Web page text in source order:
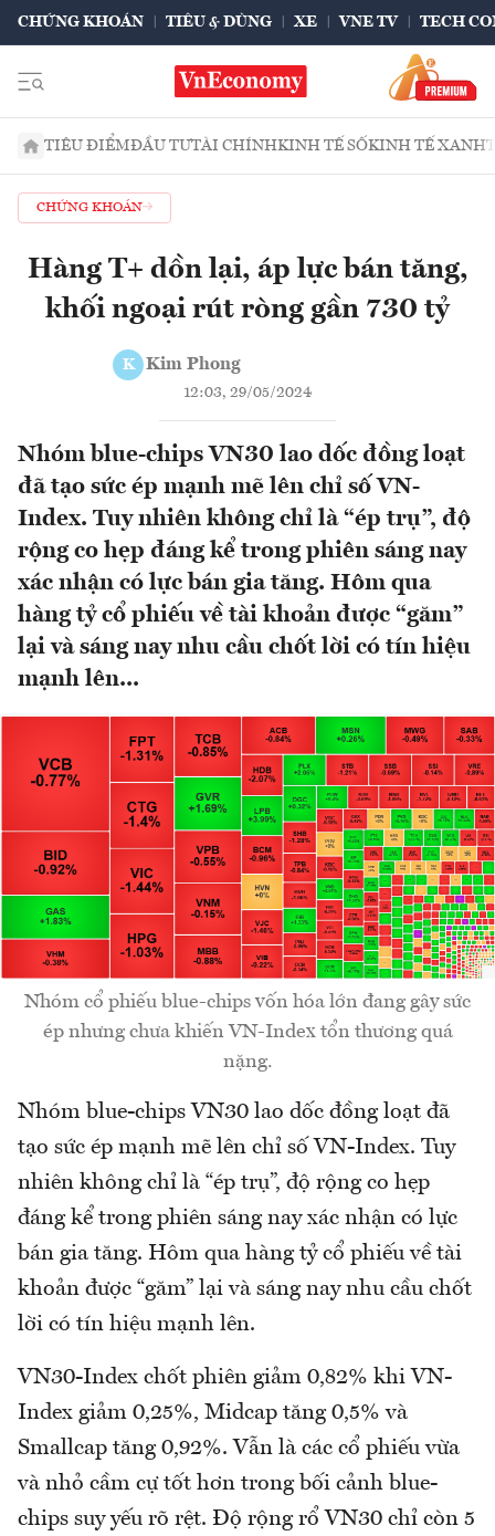
CHỨNG KHOÁN TIÊU & DÙNG XE VNE TV TECH
TIÊU ĐIỂMĐẦU TƯTÀI CHÍNHKINH TẾ SỐKINH TẾ XANH
CHỨNG KHOÁN
Hàng T+ dồn lại, áp lực bán tăng,
khối ngoại rút ròng gần 730 tỷ
K Kim Phong
12:03, 29/05/2024
Nhóm blue-chips VN30 lao dốc đồng loạt
đã tạo sức ép mạnh mẽ lên chỉ số VN-
Index. Tuy nhiên không chỉ là “ép trụ”, độ
rộng co hẹp đáng kể trong phiên sáng nay
xác nhận có lực bán gia tăng. Hôm qua
hàng tỷ cổ phiếu về tài khoản được “găm”
lại và sáng nay nhu cầu chốt lời có tín hiệu
mạnh lên...
Nhóm cổ phiếu blue-chips vốn hóa lớn đang gây sức
ép nhưng chưa khiến VN-Index tổn thương quá
nặng.
Nhóm blue-chips VN30 lao dốc đồng loạt đã
tạo sức ép mạnh mẽ lên chỉ số VN-Index. Tuy
nhiên không chỉ là “ép trụ”, độ rộng co hẹp
đáng kể trong phiên sáng nay xác nhận có lực
bán gia tăng. Hôm qua hàng tỷ cổ phiếu về tài
khoản được “găm” lại và sáng nay nhu cầu chốt
lời có tín hiệu mạnh lên.
VN30-Index chốt phiên giảm 0,82% khi VN-
Index giảm 0,25%, Midcap tăng 0,5% và
Smallcap tăng 0,92%. Vẫn là các cổ phiếu vừa
và nhỏ cầm cự tốt hơn trong bối cảnh blue-
chips suy yếu rõ rệt. Độ rộng rổ VN30 chỉ còn 5